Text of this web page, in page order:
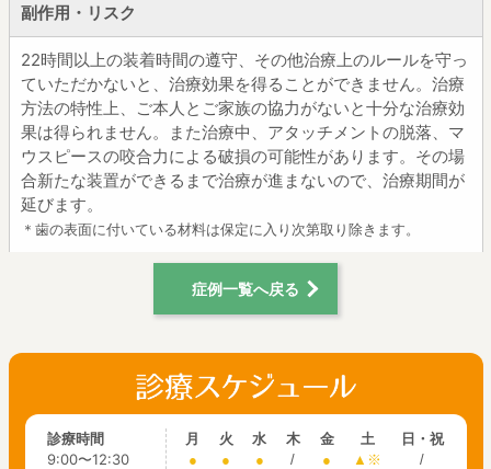
副作用・リスク
22時間以上の装着時間の遵守、その他治療上のルールを守っ
ていただかないと、治療効果を得ることができません。治療
方法の特性上、ご本人とご家族の協力がないと十分な治療効
果は得られません。また治療中、アタッチメントの脱落、マ
ウスピースの咬合力による破損の可能性があります。その場
合新たな装置ができるまで治療が進まないので、治療期間が
延びます。
＊歯の表面に付いている材料は保定に入り次第取り除きます。
症例一覧へ戻る
診療時間
9:00〜12:30
月
●
火
●
水
●
木
/
金
●
土
▲※
日・祝
/